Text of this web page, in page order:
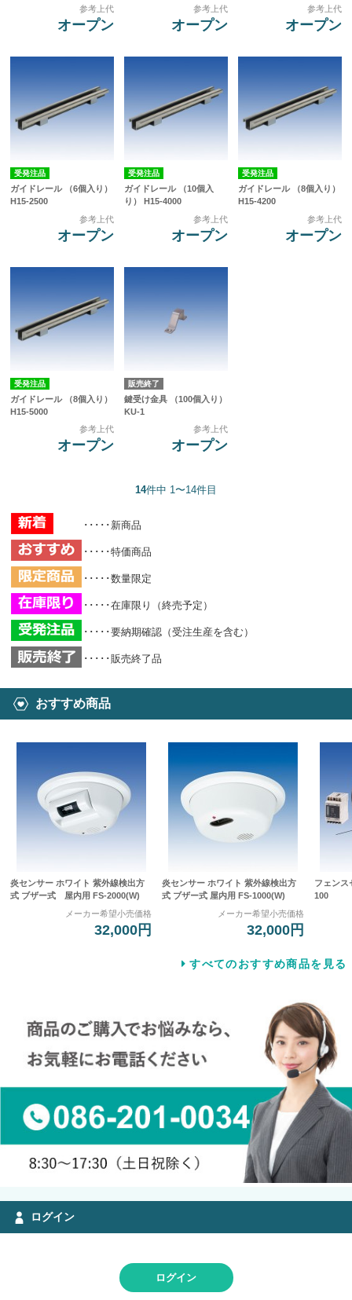
参考上代
オープン
参考上代
オープン
参考上代
オープン
受発注品
ガイドレール （6個入り）
H15-2500
参考上代
オープン
受発注品
ガイドレール （10個入
り） H15-4000
参考上代
オープン
受発注品
ガイドレール （8個入り）
H15-4200
参考上代
オープン
受発注品
ガイドレール （8個入り）
H15-5000
参考上代
オープン
販売終了
鍵受け金具 （100個入り）
KU-1
参考上代
オープン
14件中 1〜14件目
･････新商品
･････特価商品
･････数量限定
･････在庫限り（終売予定）
･････要納期確認（受注生産を含む）
･････販売終了品
おすすめ商品
炎センサー ホワイト 紫外線検出方
式 ブザー式 屋内用 FS-2000(W)
メーカー希望小売価格
32,000円
炎センサー ホワイト 紫外線検出方
式 ブザー式 屋内用 FS-1000(W)
メーカー希望小売価格
32,000円
フェンス
100
すべてのおすすめ商品を見る
ログイン
ログイン